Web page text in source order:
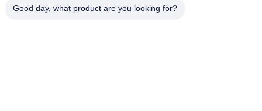
Good day, what product are you looking for?